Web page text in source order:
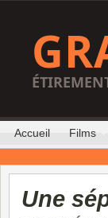
Accueil Films
Une